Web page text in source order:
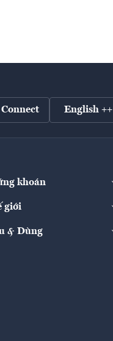
English ++
khoán
giới
& Dùng